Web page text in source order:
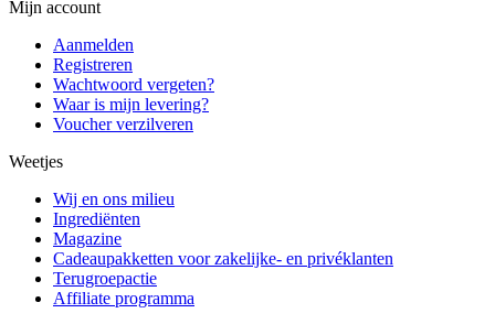
Mijn account
Aanmelden
Registreren
Wachtwoord vergeten?
Waar is mijn levering?
Voucher verzilveren
Weetjes
Wij en ons milieu
Ingrediënten
Magazine
Cadeaupakketten voor zakelijke- en privéklanten
Terugroepactie
Affiliate programma